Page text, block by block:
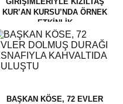
KUR’AN KURSU’NDA ÖRNEK
ETKİNLİK
BAŞKAN KÖSE, 72 EVLER